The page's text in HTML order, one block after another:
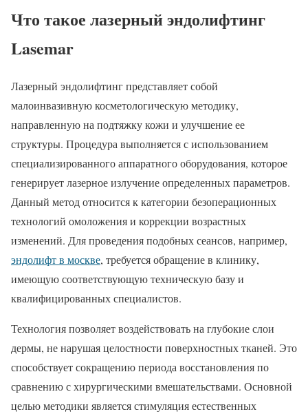
Что такое лазерный эндолифтинг
Lasemar
Лазерный эндолифтинг представляет собой
малоинвазивную косметологическую методику,
направленную на подтяжку кожи и улучшение ее
структуры. Процедура выполняется с использованием
специализированного аппаратного оборудования, которое
генерирует лазерное излучение определенных параметров.
Данный метод относится к категории безоперационных
технологий омоложения и коррекции возрастных
изменений. Для проведения подобных сеансов, например,
эндолифт в москве, требуется обращение в клинику,
имеющую соответствующую техническую базу и
квалифицированных специалистов.
Технология позволяет воздействовать на глубокие слои
дермы, не нарушая целостности поверхностных тканей. Это
способствует сокращению периода восстановления по
сравнению с хирургическими вмешательствами. Основной
целью методики является стимуляция естественных